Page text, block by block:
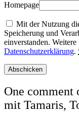
Homepage
Mit der Nutzung
Speicherung und
einverstanden.
Datenschutzerklärung.
One comment
mit Tamaris,